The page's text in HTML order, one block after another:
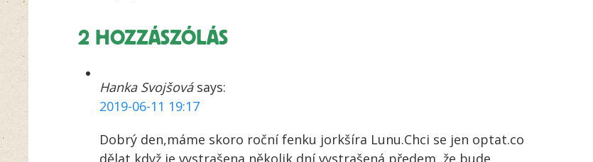
2 HOZZÁSZÓLÁS
Hanka Svojšová says:
2019-06-11 19:17
Dobrý den,máme skoro roční fenku jorkšíra Lunu.Chci se jen optat.co
dělat,když je vystrašena několik dní vystrašená,předem ,že bude